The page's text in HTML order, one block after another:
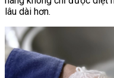
lâu dài hơn.